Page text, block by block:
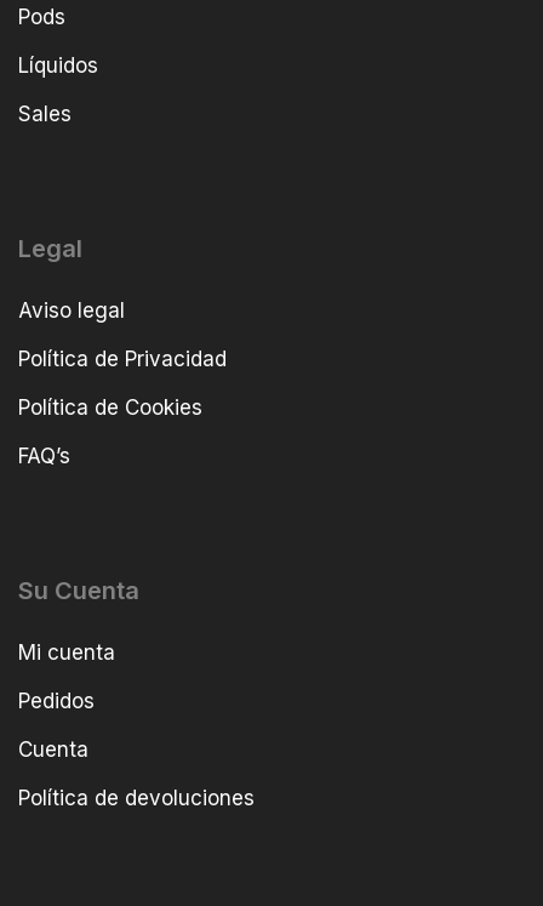
Pods
Líquidos
Sales
Legal
Aviso legal
Política de Privacidad
Política de Cookies
FAQ’s
Su Cuenta
Mi cuenta
Pedidos
Cuenta
Política de devoluciones